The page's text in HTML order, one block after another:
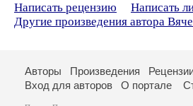
Написать рецензию
Написать
Другие произведения автора
Авторы Произведения
Вход для авторов
О портале